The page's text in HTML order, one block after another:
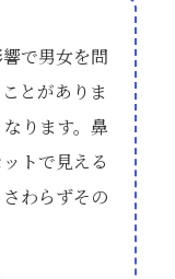
で男女を問
とがありま
ります。鼻
トで見える
わらずその